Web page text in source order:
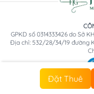
Đặt Thuê
GPKD số 0314333426 do Sở
Địa chỉ: 532/28/34/19 đường